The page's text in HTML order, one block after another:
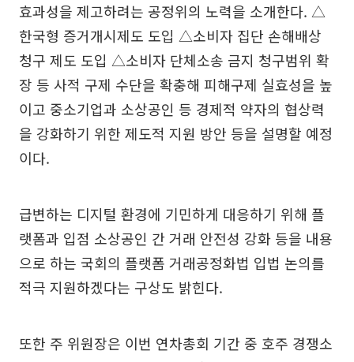
효과성을 제고하려는 공정위의 노력을 소개한다. △
한국형 증거개시제도 도입 △소비자 집단 손해배상
청구 제도 도입 △소비자 단체소송 금지 청구범위 확
장 등 사적 구제 수단을 확충해 피해구제 실효성을 높
이고 중소기업과 소상공인 등 경제적 약자의 협상력
을 강화하기 위한 제도적 지원 방안 등을 설명할 예정
이다.
급변하는 디지털 환경에 기민하게 대응하기 위해 플
랫폼과 입점 소상공인 간 거래 안전성 강화 등을 내용
으로 하는 국회의 플랫폼 거래공정화법 입법 논의를
적극 지원하겠다는 구상도 밝힌다.
또한 주 위원장은 이번 연차총회 기간 중 호주 경쟁소